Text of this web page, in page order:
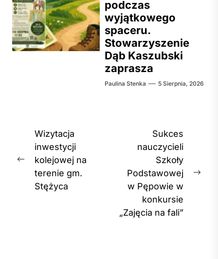
podczas
wyjątkowego
spaceru.
Stowarzyszenie
Dąb Kaszubski
zaprasza
Paulina Stenka 5 Sierpnia, 2026
Nawigacja
wpisu
Previous
post:
Wizytacja
inwestycji
kolejowej na
terenie gm.
Stężyca
Sukces
nauczycieli
Szkoły
Podstawowej
w Pępowie w
konkursie
„Zajęcia na fali”